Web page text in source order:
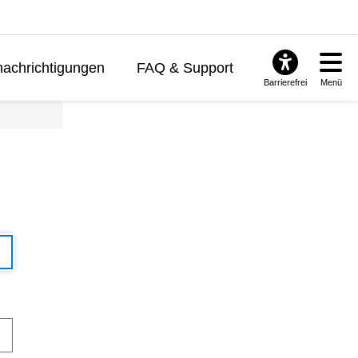
FAQ & Support
Barrierefrei Menü